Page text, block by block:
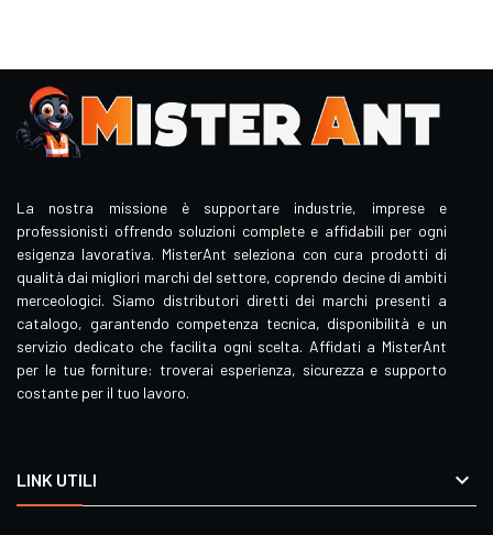
La nostra missione è supportare industrie, imprese e
professionisti offrendo soluzioni complete e affidabili per ogni
esigenza lavorativa. MisterAnt seleziona con cura prodotti di
qualità dai migliori marchi del settore, coprendo decine di ambiti
merceologici. Siamo distributori diretti dei marchi presenti a
catalogo, garantendo competenza tecnica, disponibilità e un
servizio dedicato che facilita ogni scelta. Affidati a MisterAnt
per le tue forniture: troverai esperienza, sicurezza e supporto
costante per il tuo lavoro.
LINK UTILI 